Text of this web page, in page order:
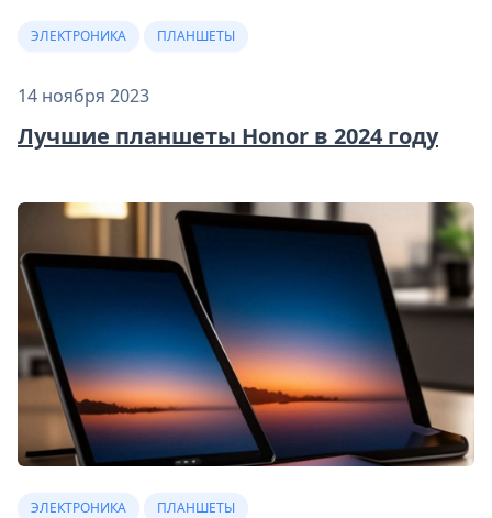
ЭЛЕКТРОНИКА ПЛАНШЕТЫ
14 ноября 2023
Лучшие планшеты Honor в 2024 году
ЭЛЕКТРОНИКА ПЛАНШЕТЫ